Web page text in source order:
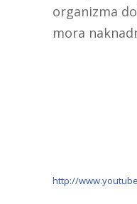
organizma
mora
http://